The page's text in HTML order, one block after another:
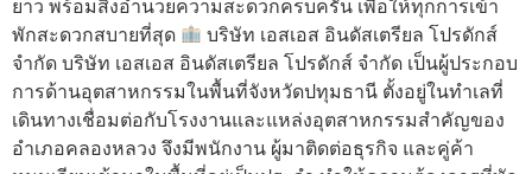
ยาว พร้อมสิ่งอำนวยความสะดวกครบครัน เพื่อให้ทุกการเข้า
พักสะดวกสบายที่สุด
บริษัท เอสเอส อินดัสเตรียล โปรดักส์
จำกัด บริษัท เอสเอส อินดัสเตรียล โปรดักส์ จำกัด เป็นผู้ประกอบ
การด้านอุตสาหกรรมในพื้นที่จังหวัดปทุมธานี ตั้งอยู่ในทำเลที่
เดินทางเชื่อมต่อกับโรงงานและแหล่งอุตสาหกรรมสำคัญของ
อำเภอคลองหลวง จึงมีพนักงาน ผู้มาติดต่อธุรกิจ และคู่ค้า